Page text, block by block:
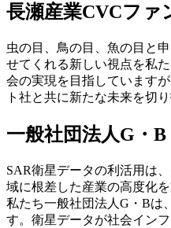
長瀬産業CVCファ
虫の目、鳥の目、魚の目と
せてくれる新しい視点を私
会の実現を目指しています
ト社と共に新たな未来を切
一般社団法人G・B
SAR衛星データの利活用は
域に根差した産業の高度化
私たち一般社団法人G・Bは
す。衛星データが社会イン